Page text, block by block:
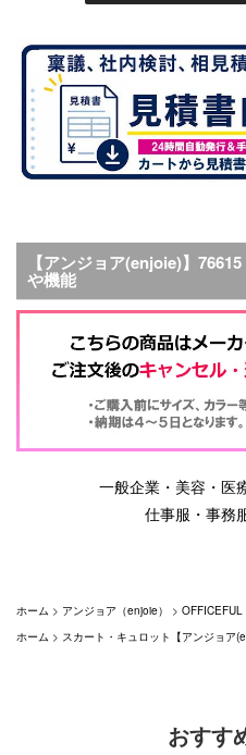
【アンジョア(enjoie)】
や機能
一般企業・美容・医
仕事服・事務
ホーム > アンジョア（enjoie） > OFFICEFUL
ホーム > スカート・キュロット【アンジョア
おすす